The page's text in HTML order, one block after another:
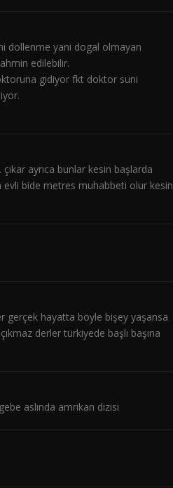
dollenme yani dogal olmayan
edilebilir.
gidiyor fkt doktor suni
ayrıca bunlar kesin başlarda
evli bide metres muhabbeti olur kesin
gerçek hayatta böyle bişey yaşansa
derler türkiyede başlı başına
aslında amrikan dizisi